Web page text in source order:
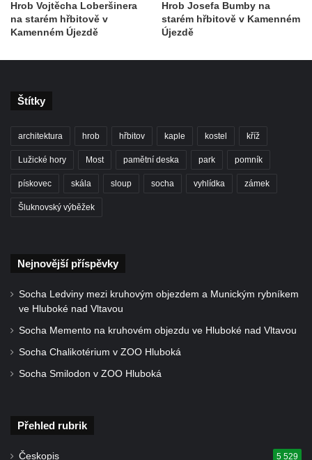
Městské knihovně Lovosice
Pamětní deska Vinařsko-ovocnářské školy
Pražské bráně v Mělníku
Pamětní deska Josefa Straky v ulici 5.
května u Pražské brány v Mělníku
Pamětní deska Jaroslava Krombholce v
Pamětní deska Masarykova kulturního
Pamětní deska Jana Nerudy v Nerudově
muzea v Netolicích
Pamětní deska Josefa Stejskala na budově
Staroměstské tržnici v Rytířské ulici v Praze
Hrob Vojtěcha Loberšinera
na starém hřbitově v
Kamenném Újezdě
Hrob Josefa Bumby na
starém hřbitově v Kamenném
Újezdě
Štítky
architektura hrob hřbitov kaple kostel kříž
Lužické hory Most pamětní deska park pomník
pískovec skála sloup socha vyhlídka zámek
Šluknovský výběžek
Nejnovější příspěvky
Socha Ledviny mezi kruhovým objezdem a Munickým rybníkem
ve Hluboké nad Vltavou
Socha Memento na kruhovém objezdu ve Hluboké nad Vltavou
Socha Chalikotérium v ZOO Hluboká
Socha Smilodon v ZOO Hluboká
Přehled rubrik
Českopis 5 529